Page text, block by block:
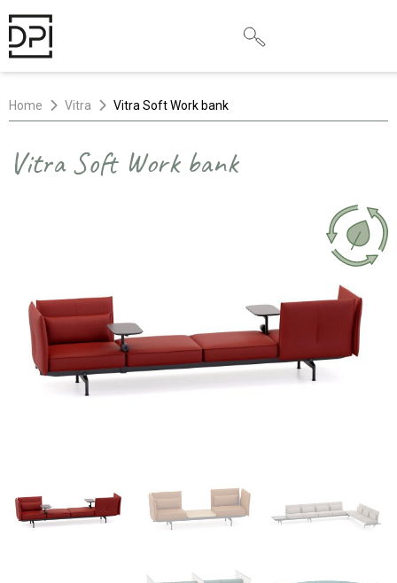
Home Vitra Vitra Soft Work bank
Vitra Soft Work bank